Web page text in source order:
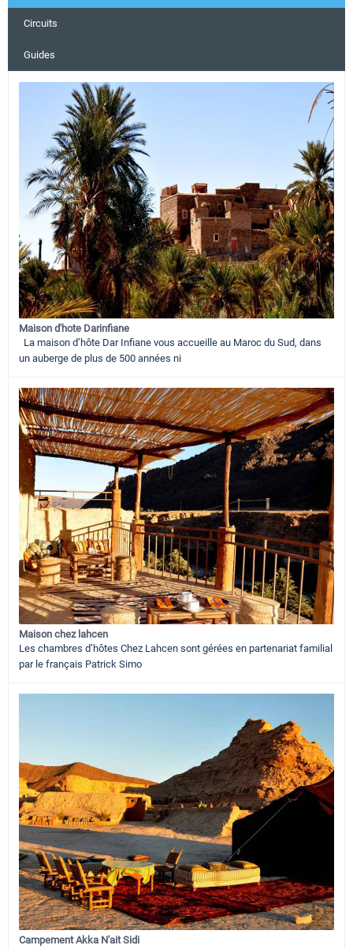
Circuits
Guides
Maison d'hote Darinfiane
La maison d’hôte Dar Infiane vous accueille au Maroc du Sud, dans
un auberge de plus de 500 années ni
Maison chez lahcen
Les chambres d’hôtes Chez Lahcen sont gérées en partenariat familial
par le français Patrick Simo
Campement Akka N'ait Sidi